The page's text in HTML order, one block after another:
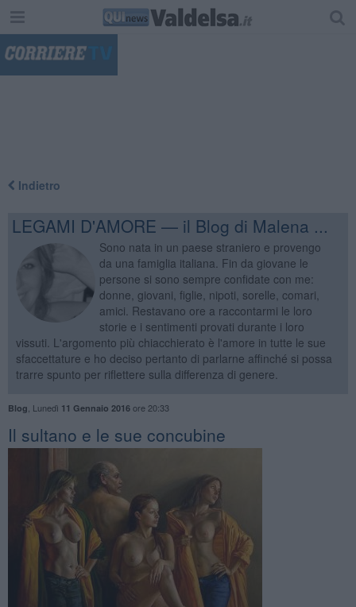
Indietro
LEGAMI D'AMORE — il Blog di Malena ...
Sono nata in un paese straniero e provengo
da una famiglia italiana. Fin da giovane le
persone si sono sempre confidate con me:
donne, giovani, figlie, nipoti, sorelle, comari,
amici. Restavano ore a raccontarmi le loro
storie e i sentimenti provati durante i loro
vissuti. L'argomento più chiacchierato è l'amore in tutte le sue
sfaccettature e ho deciso pertanto di parlarne affinché si possa
trarre spunto per riflettere sulla differenza di genere.
Blog Lunedì 11 Gennaio 2016ore 20:33
Il sultano e le sue concubine